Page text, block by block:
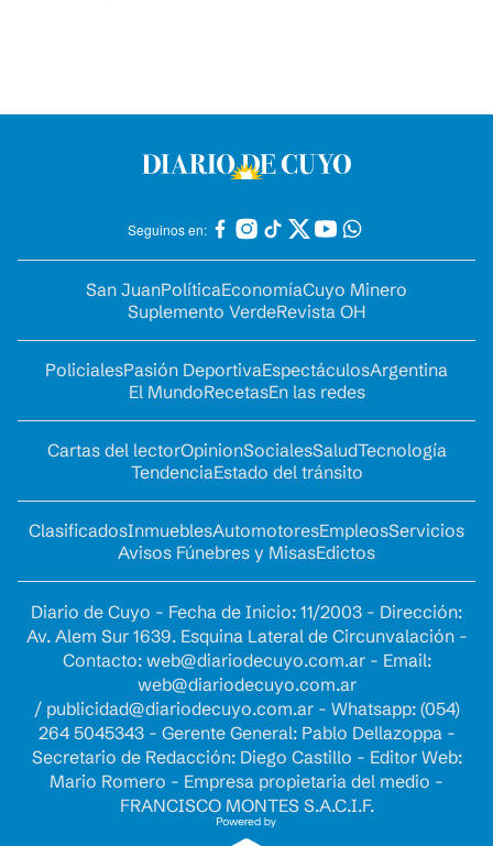
Seguinos en:
San JuanPolíticaEconomíaCuyo Minero
Suplemento VerdeRevista OH
PolicialesPasión DeportivaEspectáculosArgentina
El MundoRecetasEn las redes
Cartas del lectorOpinionSocialesSaludTecnología
TendenciaEstado del tránsito
ClasificadosInmueblesAutomotoresEmpleosServicios
Avisos Fúnebres y MisasEdictos
Diario de Cuyo - Fecha de Inicio: 11/2003 - Dirección:
Av. Alem Sur 1639. Esquina Lateral de Circunvalación -
Contacto: web@diariodecuyo.com.ar- Email:
web@diariodecuyo.com.ar
/ publicidad@diariodecuyo.com.ar- Whatsapp: (054)
264 5045343 - Gerente General: Pablo Dellazoppa -
Secretario de Redacción: Diego Castillo - Editor Web:
Mario Romero - Empresa propietaria del medio -
FRANCISCO MONTES S.A.C.I.F.